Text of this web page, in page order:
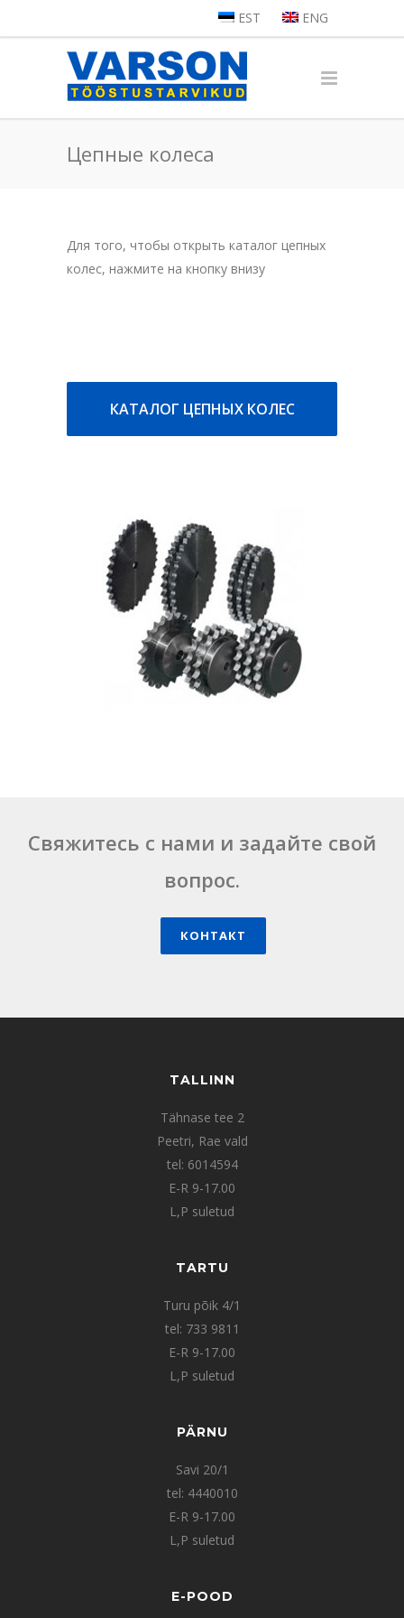
EST ENG
Цепные колеса
Для того, чтобы открыть каталог цепных
колес, нажмите на кнопку внизу
КАТАЛОГ ЦЕПНЫХ КОЛЕС
Свяжитесь с нами и задайте свой
вопрос.
КОНТАКТ
TALLINN
Tähnase tee 2
Peetri, Rae vald
tel: 6014594
E-R 9-17.00
L,P suletud
TARTU
Turu põik 4/1
tel: 733 9811
E-R 9-17.00
L,P suletud
PÄRNU
Savi 20/1
tel: 4440010
E-R 9-17.00
L,P suletud
E-POOD